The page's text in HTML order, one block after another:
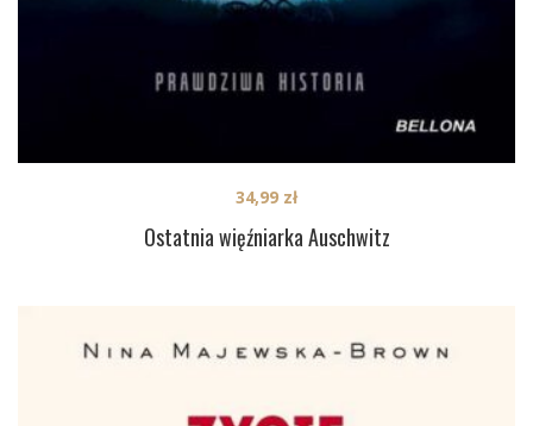
Ostatnia więźniarka Auschwitz
34,99 zł